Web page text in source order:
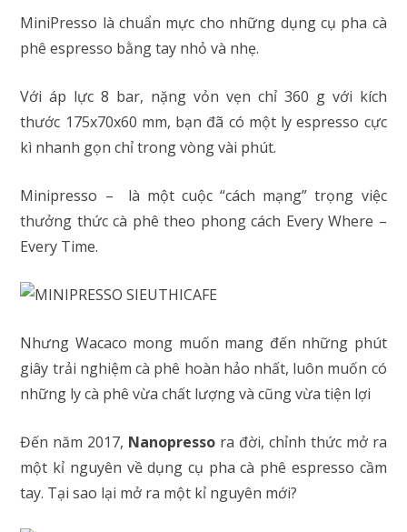
MiniPresso là chuẩn mực cho những dụng cụ pha cà
phê espresso bằng tay nhỏ và nhẹ.
Với áp lực 8 bar, nặng vỏn vẹn chỉ 360 g với kích
thước 175x70x60 mm, bạn đã có một ly espresso cực
kì nhanh gọn chỉ trong vòng vài phút.
Minipresso – là một cuộc “cách mạng” trọng việc
thưởng thức cà phê theo phong cách Every Where –
Every Time.
Nhưng Wacaco mong muốn mang đến những phút
giây trải nghiệm cà phê hoàn hảo nhất, luôn muốn có
những ly cà phê vừa chất lượng và cũng vừa tiện lợi
Đến năm 2017, Nanopresso ra đời, chỉnh thức mở ra
một kỉ nguyên về dụng cụ pha cà phê espresso cầm
tay. Tại sao lại mở ra một kỉ nguyên mới?